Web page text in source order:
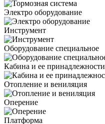
Электро оборудование
Инструмент
Оборудование специальное
Кабина и ее принадлежности
Отопление и вениляция
Оперение
Платформа